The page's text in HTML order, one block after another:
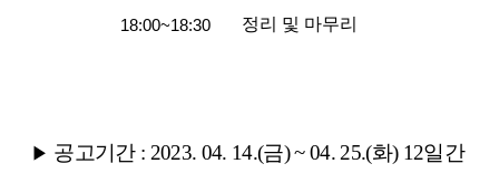
18:00~18:30 정리 및 마무리
▶ 공고기간 : 2023. 04. 14.(금) ~ 04. 25.(화) 12일간